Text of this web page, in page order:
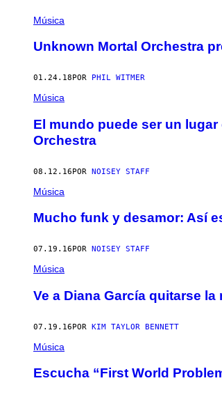
Música
Unknown Mortal Orchestra
01.24.18 POR PHIL WITMER
Música
El mundo puede ser un
Orchestra
08.12.16POR NOISEY STAFF
Música
Mucho funk y desamor: Así
07.19.16 POR NOISEY STAFF
Música
Ve a Diana García quitarse
07.19.16POR KIM TAYLOR BENNETT
Música
Escucha “First World